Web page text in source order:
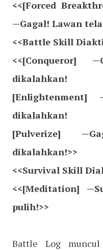
<<[Forced
—Gagal! Lawan
<<Battle Skill
<<[Conqueror]
dikalahkan!
dikalahkan!
[Pulverize]
dikalahkan!>>
<<Survival Skill
<<[Meditation]
pulih!>>
Battle Log